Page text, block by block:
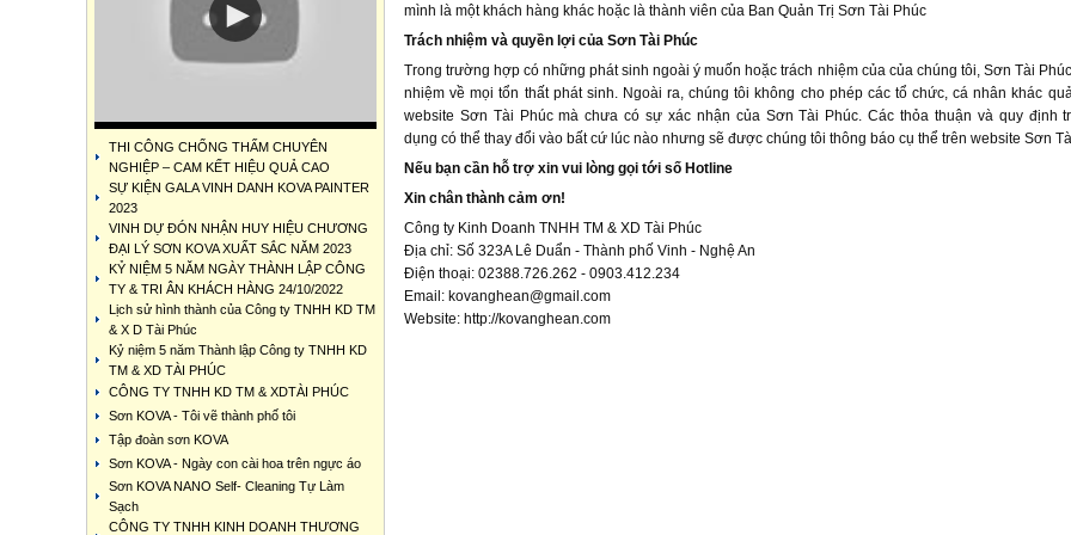
THI CÔNG CHỐNG THẤM CHUYÊN
NGHIỆP – CAM KẾT HIỆU QUẢ CAO
SỰ KIỆN GALA VINH DANH KOVA PAINTER
2023
VINH DỰ ĐÓN NHẬN HUY HIỆU CHƯƠNG
ĐẠI LÝ SƠN KOVA XUẤT SẮC NĂM 2023
KỶ NIỆM 5 NĂM NGÀY THÀNH LẬP CÔNG
TY & TRI ÂN KHÁCH HÀNG 24/10/2022
Lịch sử hình thành của Công ty TNHH KD TM
& X D Tài Phúc
Kỷ niệm 5 năm Thành lập Công ty TNHH KD
TM & XD TÀI PHÚC
CÔNG TY TNHH KD TM & XDTÀI PHÚC
Sơn KOVA - Tôi vẽ thành phố tôi
Tập đoàn sơn KOVA
Sơn KOVA - Ngày con cài hoa trên ngực áo
Sơn KOVA NANO Self- Cleaning Tự Làm
Sạch
CÔNG TY TNHH KINH DOANH THƯƠNG
mình là một khách hàng khác hoặc là thành viên của Ban Quản Trị Sơn Tài Phúc
Trách nhiệm và quyền lợi của Sơn Tài Phúc
Trong trường hợp có những phát sinh ngoài ý muốn hoặc trách nhiệm của của chúng tôi, Sơn Tài
nhiệm về mọi tổn thất phát sinh. Ngoài ra, chúng tôi không cho phép các tổ chức, cá nhân khác
website Sơn Tài Phúc mà chưa có sự xác nhận của Sơn Tài Phúc. Các thỏa thuận và quy định
dụng có thể thay đổi vào bất cứ lúc nào nhưng sẽ được chúng tôi thông báo cụ thể trên website Sơn
Nếu bạn cần hỗ trợ xin vui lòng gọi tới số Hotline
Xin chân thành cảm ơn!
Công ty Kinh Doanh TNHH TM & XD Tài Phúc
Địa chỉ: Số 323A Lê Duẩn - Thành phố Vinh - Nghệ An
Điện thoại: 02388.726.262 - 0903.412.234
Email: kovanghean@gmail.com
Website: http://kovanghean.com